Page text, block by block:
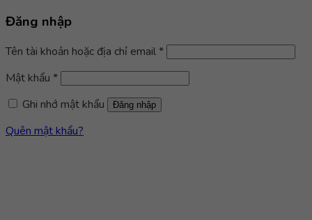
Đăng nhập
Tên tài khoản hoặc địa chỉ email*Bắt
Mật khẩu *Bắt
Ghi nhớ mật khẩu Đăng nhập
Quên mật khẩu?